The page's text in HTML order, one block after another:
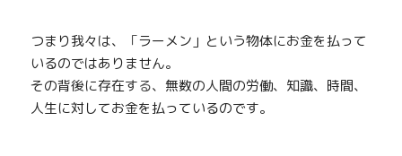
つまり我々は、 「ラーメン」という物体にお金を払って
いるのではありません。
その背後に存在する、無数の人間の労働、知識、時間、
人生に対してお金を払っているのです。